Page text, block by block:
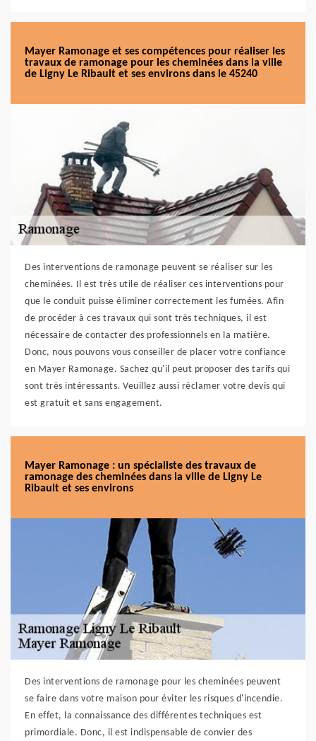
Mayer Ramonage et ses compétences pour réaliser les
travaux de ramonage pour les cheminées dans la ville
de Ligny Le Ribault et ses environs dans le 45240
Des interventions de ramonage peuvent se réaliser sur les
cheminées. Il est très utile de réaliser ces interventions pour
que le conduit puisse éliminer correctement les fumées. Afin
de procéder à ces travaux qui sont très techniques, il est
nécessaire de contacter des professionnels en la matière.
Donc, nous pouvons vous conseiller de placer votre confiance
en Mayer Ramonage. Sachez qu'il peut proposer des tarifs qui
sont très intéressants. Veuillez aussi réclamer votre devis qui
est gratuit et sans engagement.
Mayer Ramonage : un spécialiste des travaux de
ramonage des cheminées dans la ville de Ligny Le
Ribault et ses environs
Des interventions de ramonage pour les cheminées peuvent
se faire dans votre maison pour éviter les risques d'incendie.
En effet, la connaissance des différentes techniques est
primordiale. Donc, il est indispensable de convier des